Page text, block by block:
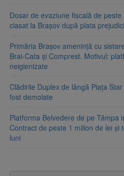
Dosar de evaziune fiscală de
clasat la Brașov după plata
Primăria Brașov amenință cu
Brai-Cata și Comprest. Motivul:
neigienizate
Clădirile Duplex de lângă Piața
fost demolate
Platforma Belvedere de pe Tâmpa
Contract de peste 1 milion de lei și
luni